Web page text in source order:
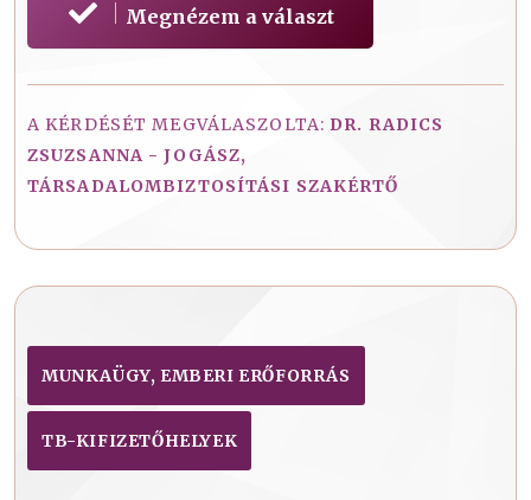
Megnézem a választ
A KÉRDÉSÉT MEGVÁLASZOLTA: DR. RADICS
ZSUZSANNA - JOGÁSZ,
TÁRSADALOMBIZTOSÍTÁSI SZAKÉRTŐ
MUNKAÜGY, EMBERI ERŐFORRÁS
TB-KIFIZETŐHELYEK